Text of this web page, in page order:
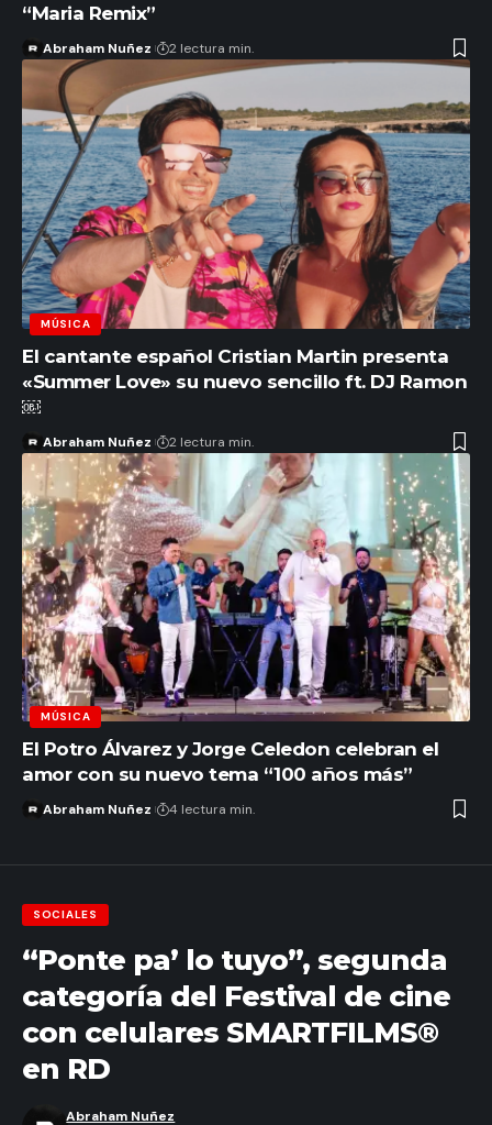
“Maria Remix”
Abraham Nuñez 2 lectura min.
MÚSICA
El cantante español Cristian Martin presenta
«Summer Love» su nuevo sencillo ft. DJ Ramon
￼
Abraham Nuñez 2 lectura min.
MÚSICA
El Potro Álvarez y Jorge Celedon celebran el
amor con su nuevo tema “100 años más”
Abraham Nuñez 4 lectura min.
SOCIALES
“Ponte pa’ lo tuyo”, segunda
categoría del Festival de cine
con celulares SMARTFILMS®️
en RD
Abraham Nuñez